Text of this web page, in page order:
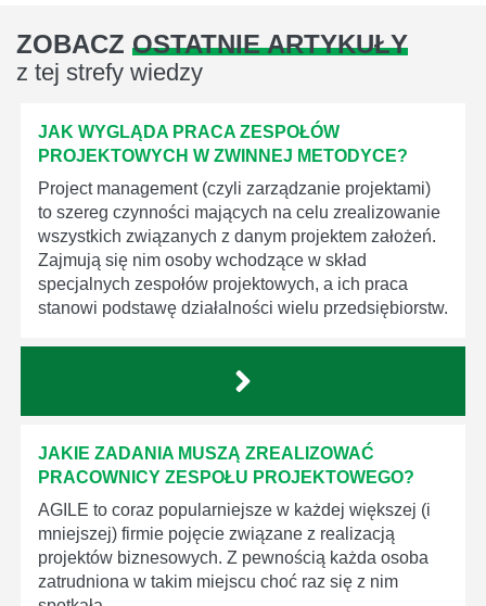
ZOBACZ OSTATNIE ARTYKUŁY
z tej strefy wiedzy
JAK WYGLĄDA PRACA ZESPOŁÓW
PROJEKTOWYCH W ZWINNEJ METODYCE?
Project management (czyli zarządzanie projektami)
to szereg czynności mających na celu zrealizowanie
wszystkich związanych z danym projektem założeń.
Zajmują się nim osoby wchodzące w skład
specjalnych zespołów projektowych, a ich praca
stanowi podstawę działalności wielu przedsiębiorstw.
JAKIE ZADANIA MUSZĄ ZREALIZOWAĆ
PRACOWNICY ZESPOŁU PROJEKTOWEGO?
AGILE to coraz popularniejsze w każdej większej (i
mniejszej) firmie pojęcie związane z realizacją
projektów biznesowych. Z pewnością każda osoba
zatrudniona w takim miejscu choć raz się z nim